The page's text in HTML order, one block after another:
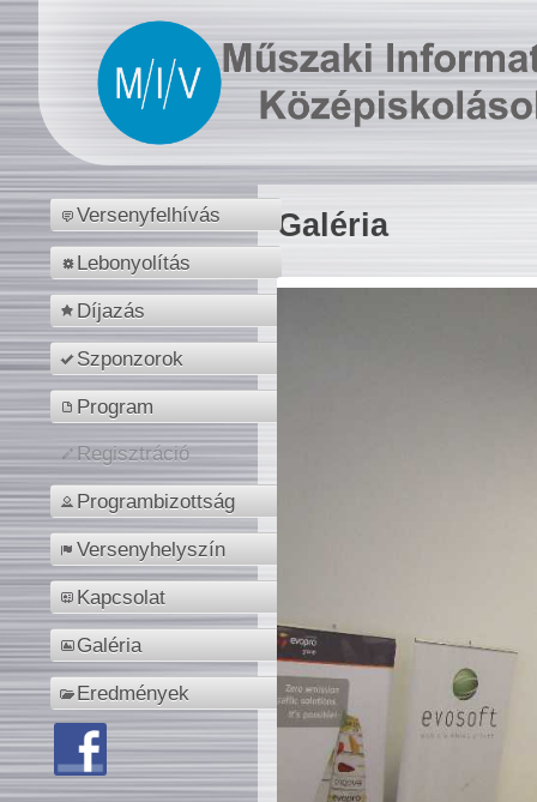
Versenyfelhívás
Lebonyolítás
Díjazás
Szponzorok
Program
Regisztráció
Programbizottság
Versenyhelyszín
Kapcsolat
Galéria
Eredmények
Galéria